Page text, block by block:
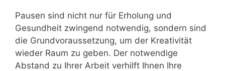
Pausen sind nicht nur für Erholung und
Gesundheit zwingend notwendig, sondern sind
die Grundvoraussetzung, um der Kreativität
wieder Raum zu geben. Der notwendige
Abstand zu Ihrer Arbeit verhilft Ihnen Ihre